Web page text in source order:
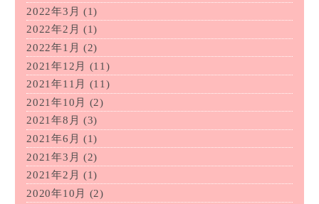
2022年3月 (1)
2022年2月 (1)
2022年1月 (2)
2021年12月
(11)
2021年11月
(11)
2021年10月
(2)
2021年8月 (3)
2021年6月 (1)
2021年3月 (2)
2021年2月 (1)
2020年10月
(2)